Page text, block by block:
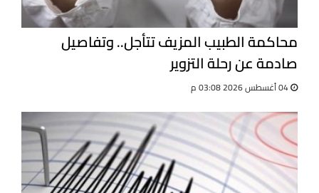
محاكمة الطبيب المزيف تتأجل.. وتفاصيل
صادمة عن رحلة التزوير